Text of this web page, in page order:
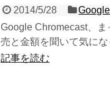
2014/5/28
Google
Google Chromecast、
売と金額を聞いて気に
記事を読む